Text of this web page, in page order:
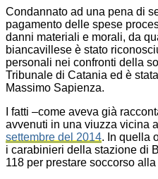
Condannato ad una pena di
pagamento delle spese
danni materiali e morali, da
biancavillese è stato
personali nei confronti della
Tribunale di Catania ed è
Massimo Sapienza.
I fatti –come aveva già
avvenuti in una viuzza vicina
settembre del 2014. In quella
i carabinieri della stazione di
118 per prestare soccorso